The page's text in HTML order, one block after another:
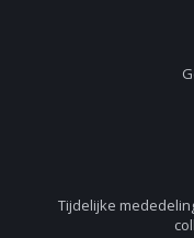
Tijdelijke